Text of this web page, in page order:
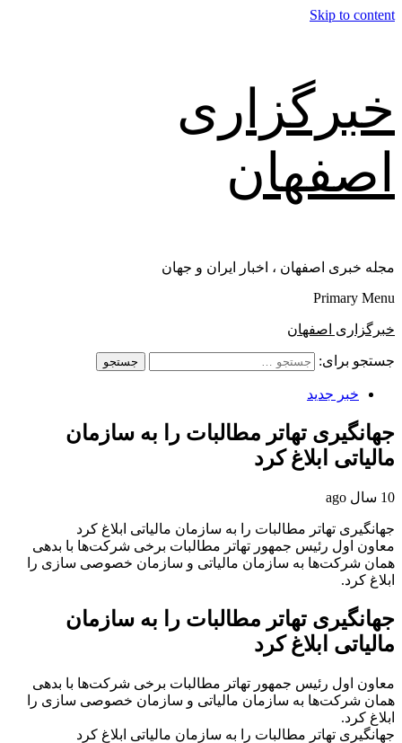
Skip to content
خبرگزاری
اصفهان
مجله خبری اصفهان ، اخبار ایران و جهان
Primary Menu
خبرگزاری اصفهان
جستجو برای:
خبر جدید
جهانگیری تهاتر مطالبات را به سازمان
مالیاتی ابلاغ کرد
10 سال ago
جهانگیری تهاتر مطالبات را به سازمان مالیاتی ابلاغ کرد
معاون اول رئیس جمهور تهاتر مطالبات برخی شرکت‌ها با بدهی
همان شرکت‌ها به سازمان مالیاتی و سازمان خصوصی سازی را
ابلاغ کرد.
جهانگیری تهاتر مطالبات را به سازمان
مالیاتی ابلاغ کرد
معاون اول رئیس جمهور تهاتر مطالبات برخی شرکت‌ها با بدهی
همان شرکت‌ها به سازمان مالیاتی و سازمان خصوصی سازی را
ابلاغ کرد.
جهانگیری تهاتر مطالبات را به سازمان مالیاتی ابلاغ کرد